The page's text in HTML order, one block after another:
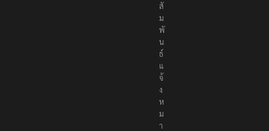
สั
ม
พั
น
ธ์
แ
จ้
ง
ห
ม
า